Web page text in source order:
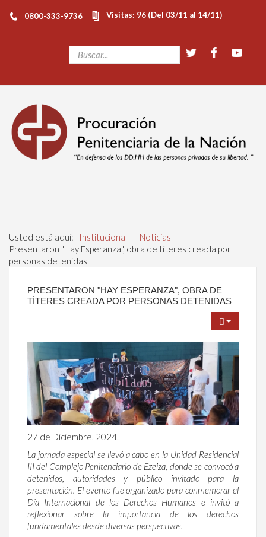
0800-333-9736 Visitas: 96 (Del 03/11 al 14/11)
Usted está aquí: Institucional - Noticias -
Presentaron "Hay Esperanza", obra de títeres creada por
personas detenidas
PRESENTARON "HAY ESPERANZA", OBRA DE
TÍTERES CREADA POR PERSONAS DETENIDAS
27 de Diciembre, 2024.
La jornada especial se llevó a cabo en la Unidad Residencial
III del Complejo Penitenciario de Ezeiza, donde se convocó a
detenidos, autoridades y público invitado para la
presentación. El evento fue organizado para conmemorar el
Día Internacional de los Derechos Humanos e invitó a
reflexionar sobre la importancia de los derechos
fundamentales desde diversas perspectivas.